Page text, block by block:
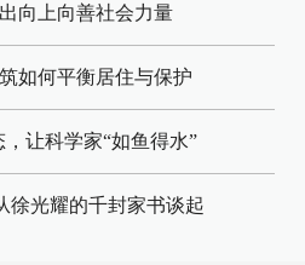
向上向善社会力量
如何平衡居住与保护
让科学家“如鱼得水”
光耀的千封家书谈起